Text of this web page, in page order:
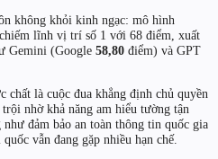
không khỏi kinh ngạc: mô hình
lĩnh vị trí số 1 với 68 điểm, xuất
Gemini (Google 58,80 điểm) và GPT
chất là cuộc đua khẳng định chủ quyền
nhờ khả năng am hiểu tường tận
đảm bảo an toàn thông tin quốc gia
vẫn đang gặp nhiều hạn chế.